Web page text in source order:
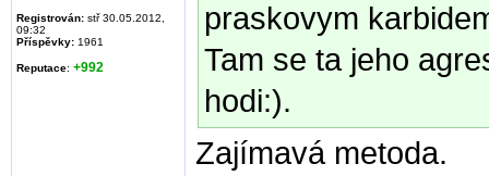
Registrován: stř 30.05.2012,
09:32
Příspěvky: 1961
Reputace: +992
praskovym
Tam se ta jeho
hodi:).
Zajímavá metoda.